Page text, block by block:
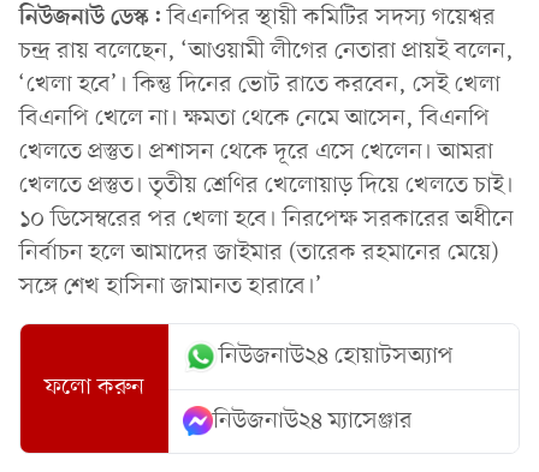
নিউজনাউ ডেস্ক:বিএনপির স্থায়ী কমিটির সদস্য গয়েশ্বর
চন্দ্র রায় বলেছেন, ‘আওয়ামী লীগের নেতারা প্রায়ই বলেন,
‘খেলা হবে’। কিন্তু দিনের ভোট রাতে করবেন, সেই খেলা
বিএনপি খেলে না। ক্ষমতা থেকে নেমে আসেন, বিএনপি
খেলতে প্রস্তুত। প্রশাসন থেকে দূরে এসে খেলেন। আমরা
খেলতে প্রস্তুত। তৃতীয় শ্রেণির খেলোয়াড় দিয়ে খেলতে চাই।
১০ ডিসেম্বরের পর খেলা হবে। নিরপেক্ষ সরকারের অধীনে
নির্বাচন হলে আমাদের জাইমার (তারেক রহমানের মেয়ে)
সঙ্গে শেখ হাসিনা জামানত হারাবে।’
ফলো করুন
নিউজনাউ২৪ হোয়াটসঅ্যাপ
নিউজনাউ২৪ ম্যাসেঞ্জার